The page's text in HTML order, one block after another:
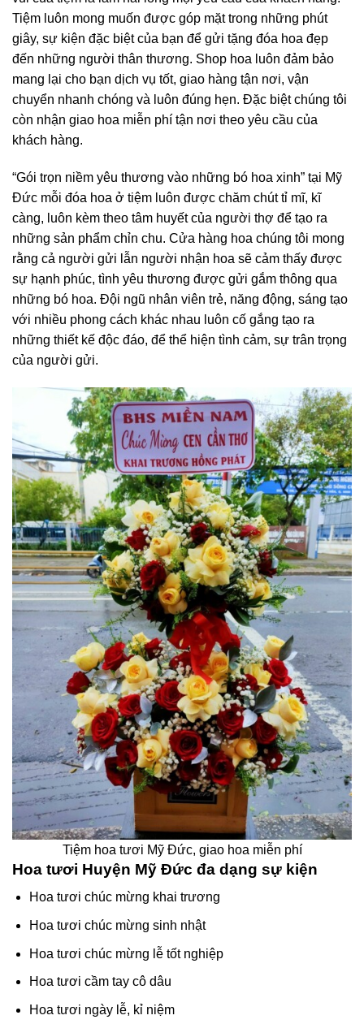
Tiệm luôn mong muốn được góp mặt trong những phút
giây, sự kiện đặc biệt của bạn để gửi tặng đóa hoa đẹp
đến những người thân thương. Shop hoa luôn đảm bảo
mang lại cho bạn dịch vụ tốt, giao hàng tận nơi, vận
chuyển nhanh chóng và luôn đúng hẹn. Đặc biệt chúng tôi
còn nhận giao hoa miễn phí tận nơi theo yêu cầu của
khách hàng.
“Gói trọn niềm yêu thương vào những bó hoa xinh” tại Mỹ
Đức mỗi đóa hoa ở tiệm luôn được chăm chút tỉ mĩ, kĩ
càng, luôn kèm theo tâm huyết của người thợ để tạo ra
những sản phẩm chỉn chu. Cửa hàng hoa chúng tôi mong
rằng cả người gửi lẫn người nhận hoa sẽ cảm thấy được
sự hạnh phúc, tình yêu thương được gửi gắm thông qua
những bó hoa. Đội ngũ nhân viên trẻ, năng động, sáng tạo
với nhiều phong cách khác nhau luôn cố gắng tạo ra
những thiết kế độc đáo, để thể hiện tình cảm, sự trân trọng
của người gửi.
Tiệm hoa tươi Mỹ Đức, giao hoa miễn phí
Hoa tươi Huyện Mỹ Đức đa dạng sự kiện
Hoa tươi chúc mừng khai trương
Hoa tươi chúc mừng sinh nhật
Hoa tươi chúc mừng lễ tốt nghiệp
Hoa tươi cầm tay cô dâu
Hoa tươi ngày lễ, kỉ niệm